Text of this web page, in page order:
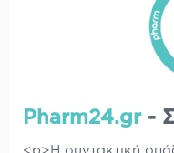
Pharm24.gr -